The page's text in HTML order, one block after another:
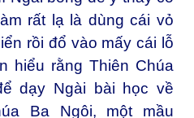
rất lạ là dùng cái vỏ
rồi đổ vào mấy cái lỗ
hiểu rằng Thiên Chúa
dạy Ngài bài học về
Ba Ngôi, một mầu